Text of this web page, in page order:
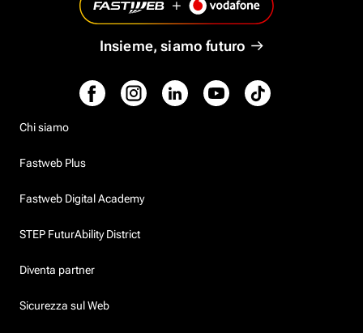
Insieme, siamo futuro
Chi siamo
Fastweb Plus
Fastweb Digital Academy
STEP FuturAbility District
Diventa partner
Sicurezza sul Web